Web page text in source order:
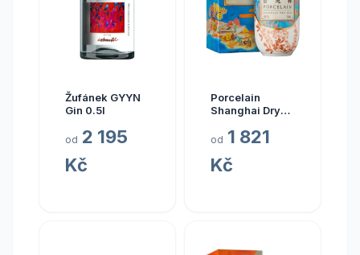
Žufánek GYYN
Gin 0.5l
od 2 195
Kč
Porcelain
Shanghai Dry
od 1 821
Kč